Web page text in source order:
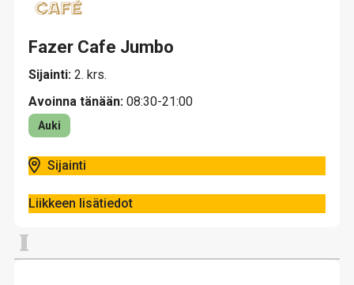
Fazer Cafe Jumbo
Sijainti: 2. krs.
Avoinna tänään: 08:30-21:00
Auki
Sijainti
Liikkeen lisätiedot
I